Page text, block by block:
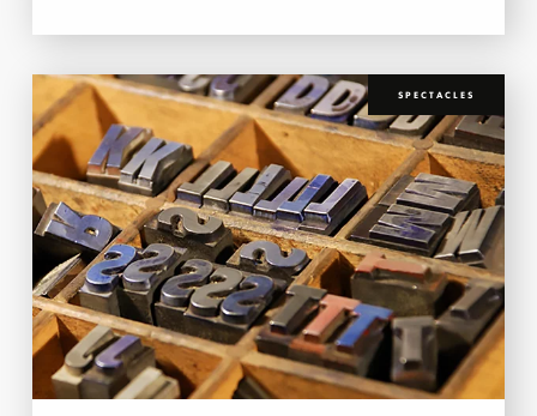
SPECTACLES